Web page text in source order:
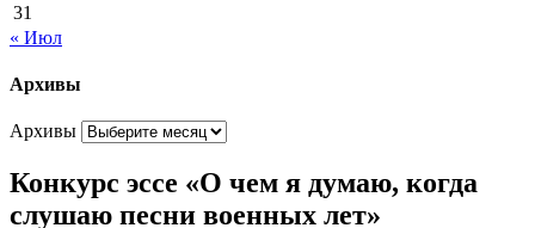
31
« Июл
Архивы
Архивы
Конкурс эссе «О чем я думаю, когда
слушаю песни военных лет»